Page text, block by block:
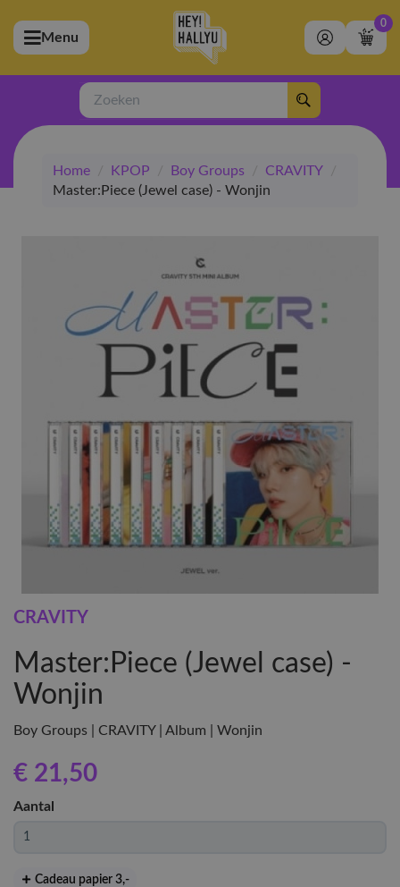
(Artiesten)
(Merchandise)
(Exclusive)
(Winkel)
Menu
0
Zoeken
Home / KPOP / Boy Groups / CRAVITY
/
Master:Piece (Jewel case) - Wonjin
CRAVITY
Master:Piece (Jewel case) -
Wonjin
Boy Groups | CRAVITY | Album | Wonjin
€ 21,50
Aantal
Cadeau papier 3,-